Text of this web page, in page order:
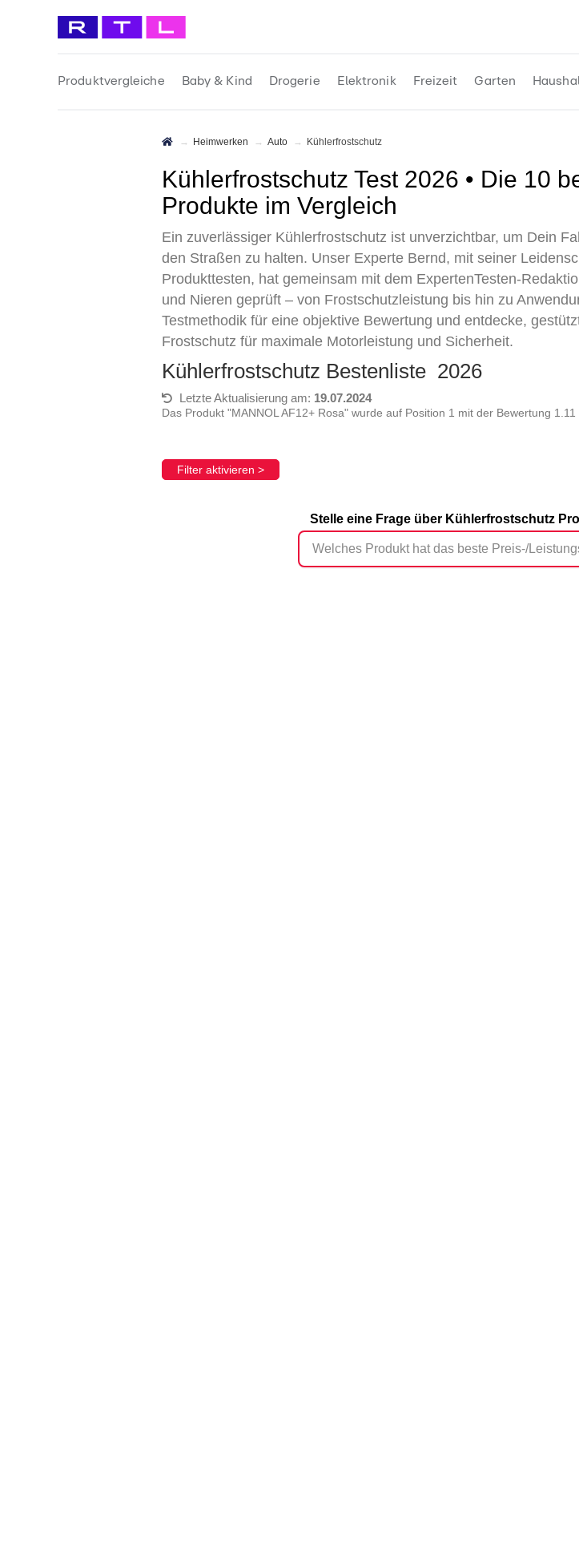
Produktvergleiche Baby & Kind Drogerie Elektronik Freizeit Garten
Heimwerken Auto Kühlerfrostschutz
Kühlerfrostschutz Test 2026 • Die 10 besten Kühlerfrostschutz
Produkte im Vergleich
Ein zuverlässiger Kühlerfrostschutz ist unverzichtbar, um Dein
den Straßen zu halten. Unser Experte Bernd, mit seiner
Produkttesten, hat gemeinsam mit dem ExpertenTesten-
und Nieren geprüft – von Frostschutzleistung bis hin zu
Testmethodik für eine objektive Bewertung und entdecke,
Frostschutz für maximale Motorleistung und Sicherheit.
Kühlerfrostschutz Bestenliste 2026
Letzte Aktualisierung am: 19.07.2024
Das Produkt "MANNOL AF12+ Rosa" wurde auf Position 1 mit der Bewertung
Filter aktivieren >
Stelle eine Frage über Kühlerfrostschutz